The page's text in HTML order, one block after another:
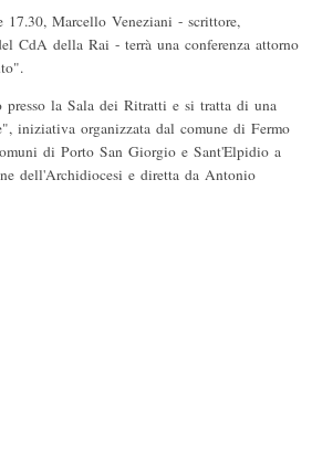
Marcello Veneziani - scrittore,
CdA della Rai - terrà una conferenza attorno
presso la Sala dei Ritratti e si tratta di una
iniziativa organizzata dal comune di Fermo
di Porto San Giorgio e Sant'Elpidio a
dell'Archidiocesi e diretta da Antonio